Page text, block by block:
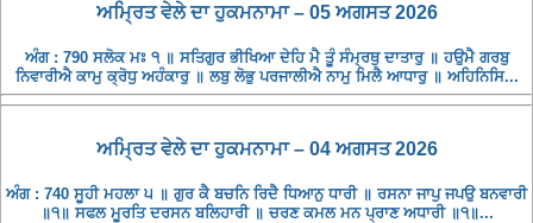
ਅਮ੍ਰਿਤ ਵੇਲੇ ਦਾ ਹੁਕਮਨਾਮਾ – 05 ਅਗਸਤ 2026
ਅੰਗ : 790 ਸਲੋਕ ਮਃ ੧ ॥ ਸਤਿਗੁਰ ਭੀਖਿਆ ਦੇਹਿ ਮੈ ਤੂੰ ਸੰਮ੍ਰਥੁ ਦਾਤਾਰੁ ॥ ਹਉਮੈ ਗਰਬੁ
ਨਿਵਾਰੀਐ ਕਾਮੁ ਕ੍ਰੋਧੁ ਅਹੰਕਾਰੁ ॥ ਲਬੁ ਲੋਭੁ ਪਰਜਾਲੀਐ ਨਾਮੁ ਮਿਲੈ ਆਧਾਰੁ ॥ ਅਹਿਨਿਸਿ...
ਅਮ੍ਰਿਤ ਵੇਲੇ ਦਾ ਹੁਕਮਨਾਮਾ – 04 ਅਗਸਤ 2026
ਅੰਗ : 740 ਸੂਹੀ ਮਹਲਾ ੫ ॥ ਗੁਰ ਕੈ ਬਚਨਿ ਰਿਦੈ ਧਿਆਨੁ ਧਾਰੀ ॥ ਰਸਨਾ ਜਾਪੁ ਜਪਉ ਬਨਵਾਰੀ
॥੧॥ ਸਫਲ ਮੂਰਤਿ ਦਰਸਨ ਬਲਿਹਾਰੀ ॥ ਚਰਣ ਕਮਲ ਮਨ ਪ੍ਰਾਣ ਅਧਾਰੀ ॥੧॥...